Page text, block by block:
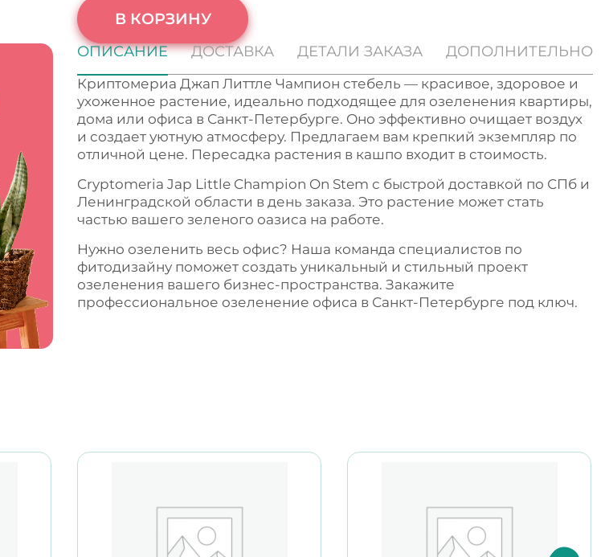
В КОРЗИНУ
ОПИСАНИЕ ДОСТАВКА ДЕТАЛИ ЗАКАЗА ДОПОЛНИТЕЛЬНО
Криптомериа Джап Литтле Чампион стебель — красивое, здоровое и
ухоженное растение, идеально подходящее для озеленения квартиры,
дома или офиса в Санкт-Петербурге. Оно эффективно очищает воздух
и создает уютную атмосферу. Предлагаем вам крепкий экземпляр по
отличной цене. Пересадка растения в кашпо входит в стоимость.
Cryptomeria Jap Little Champion On Stem с быстрой доставкой по СПб и
Ленинградской области в день заказа. Это растение может стать
частью вашего зеленого оазиса на работе.
Нужно озеленить весь офис? Наша команда специалистов по
фитодизайну поможет создать уникальный и стильный проект
озеленения вашего бизнес-пространства. Закажите
профессиональное озеленение офиса в Санкт-Петербурге под ключ.